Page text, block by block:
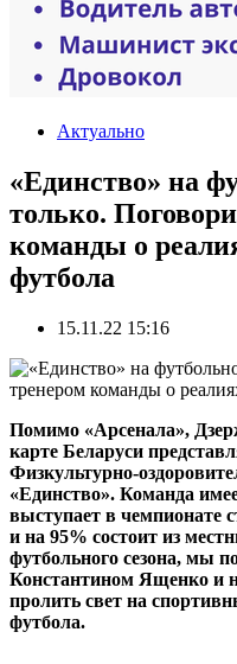
Актуально
«Единство» на
только.
команды о
футбола
15.11.22 15:16
Помимо «Арсенала»,
карте Беларуси
Физкультурно-
«Единство». Команда
выступает в чемпионате
и на 95% состоит из
футбольного сезона, мы
Константином Ященко и
пролить свет на
футбола.